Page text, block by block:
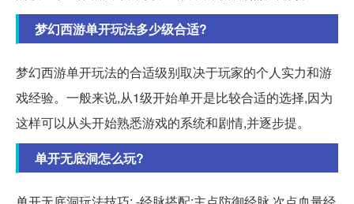
梦幻西游单开玩法多少级合适?
梦幻西游单开玩法的合适级别取决于玩家的个人实力和游
戏经验。一般来说,从1级开始单开是比较合适的选择,因为
这样可以从头开始熟悉游戏的系统和剧情,并逐步提。
单开无底洞怎么玩?